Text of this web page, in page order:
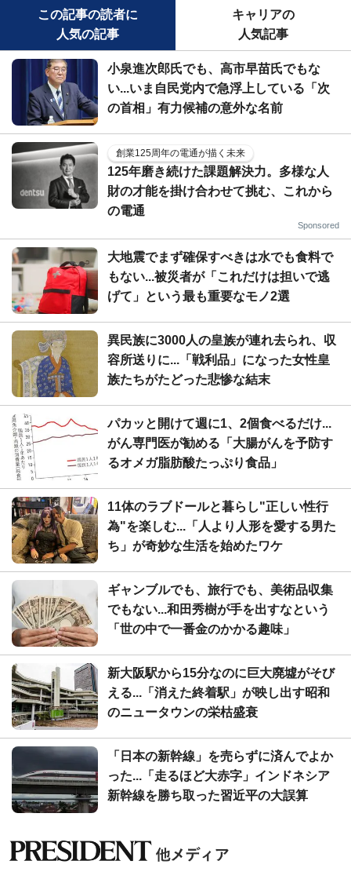
この記事の読者に
人気の記事
キャリアの
人気記事
小泉進次郎氏でも、高市早苗氏でもな
い...いま自民党内で急浮上している「次
の首相」有力候補の意外な名前
創業125周年の電通が描く未来
125年磨き続けた課題解決力。多様な人
財の才能を掛け合わせて挑む、これから
の電通
Sponsored
大地震でまず確保すべきは水でも食料で
もない...被災者が「これだけは担いで逃
げて」という最も重要なモノ2選
異民族に3000人の皇族が連れ去られ、収
容所送りに...「戦利品」になった女性皇
族たちがたどった悲惨な結末
パカッと開けて週に1、2個食べるだけ...
がん専門医が勧める「大腸がんを予防す
るオメガ脂肪酸たっぷり食品」
11体のラブドールと暮らし"正しい性行
為"を楽しむ...「人より人形を愛する男た
ち」が奇妙な生活を始めたワケ
ギャンブルでも、旅行でも、美術品収集
でもない...和田秀樹が手を出すなという
「世の中で一番金のかかる趣味」
新大阪駅から15分なのに巨大廃墟がそび
える...「消えた終着駅」が映し出す昭和
のニュータウンの栄枯盛衰
「日本の新幹線」を売らずに済んでよか
った...「走るほど大赤字」インドネシア
新幹線を勝ち取った習近平の大誤算